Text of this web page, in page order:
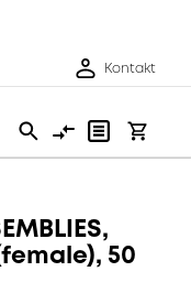
Kontakt
50